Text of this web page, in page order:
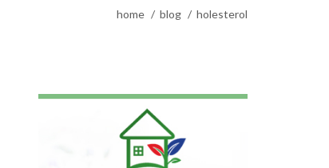
home blog holesterol